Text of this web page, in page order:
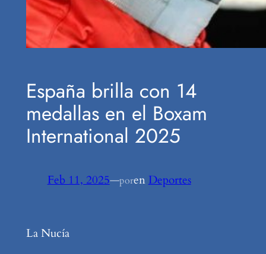
España brilla con 14
medallas en el Boxam
International 2025
Feb 11, 2025—porenDeportes
La Nucía